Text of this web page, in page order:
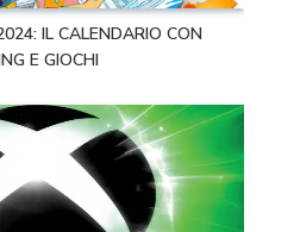
IL CALENDARIO CON
E GIOCHI